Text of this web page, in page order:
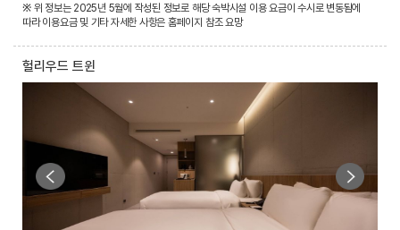
※ 위 정보는 2025년 5월에 작성된 정보로 해당 숙박시설 이용 요금이 수시로 변동됨에
따라 이용요금 및 기타 자세한 사항은 홈페이지 참조 요망
헐리우드 트윈